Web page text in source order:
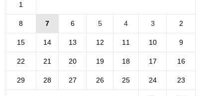
1
2
3
4
5
6
7
8
9
10
11
12
13
14
15
16
17
18
19
20
21
22
23
24
25
26
27
28
29